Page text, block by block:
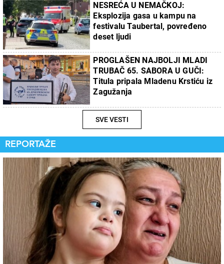
NESREĆA U NEMAČKOJ:
Eksplozija gasa u kampu na
festivalu Taubertal, povređeno
deset ljudi
PROGLAŠEN NAJBOLJI MLADI
TRUBAČ 65. SABORA U GUČI:
Titula pripala Mladenu Krstiću iz
Zagužanja
SVE VESTI
REPORTAŽE